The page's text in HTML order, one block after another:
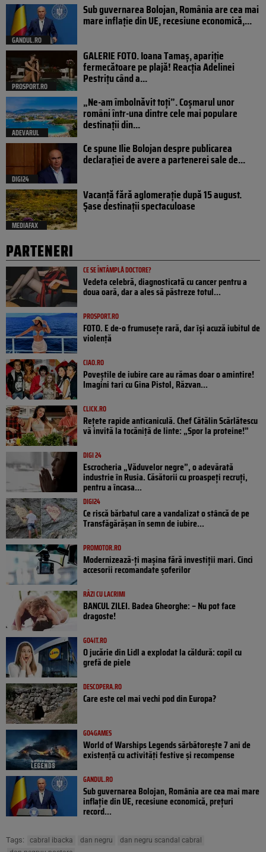
GANDUL.RO
Sub guvernarea Bolojan, România are cea mai
mare inflație din UE, recesiune economică,...
PROSPORT.RO
GALERIE FOTO. Ioana Tamaş, apariție
fermecătoare pe plajă! Reacția Adelinei
Pestrițu când a...
ADEVARUL
„Ne-am îmbolnăvit toți”. Coșmarul unor
români într-una dintre cele mai populare
destinații din...
DIGI24
Ce spune Ilie Bolojan despre publicarea
declarației de avere a partenerei sale de...
MEDIAFAX
Vacanță fără aglomerație după 15 august.
Șase destinații spectaculoase
PARTENERI
CE SE ÎNTÂMPLĂ DOCTORE?
Vedeta celebră, diagnosticată cu cancer pentru a
doua oară, dar a ales să păstreze totul...
PROSPORT.RO
FOTO. E de-o frumusețe rară, dar își acuză iubitul de
violență
CIAO.RO
Poveştile de iubire care au rămas doar o amintire!
Imagini tari cu Gina Pistol, Răzvan...
CLICK.RO
Rețete rapide anticaniculă. Chef Cătălin Scărlătescu
vă invită la tocăniță de linte: „Spor la proteine!”
DIGI 24
Escrocheria „Văduvelor negre”, o adevărată
industrie în Rusia. Căsătorii cu proaspeți recruți,
pentru a încasa...
DIGI24
Ce riscă bărbatul care a vandalizat o stâncă de pe
Transfăgărășan în semn de iubire...
PROMOTOR.RO
Modernizează-ți mașina fără investiții mari. Cinci
accesorii recomandate șoferilor
RÂZI CU LACRIMI
BANCUL ZILEI. Badea Gheorghe: – Nu pot face
dragoste!
GO4IT.RO
O jucărie din Lidl a explodat la căldură: copil cu
grefă de piele
DESCOPERA.RO
Care este cel mai vechi pod din Europa?
GO4GAMES
World of Warships Legends sărbătorește 7 ani de
existență cu activități festive și recompense
GANDUL.RO
Sub guvernarea Bolojan, România are cea mai mare
inflație din UE, recesiune economică, prețuri
record...
Tags: cabral ibacka dan negru
dan negru scandal cabral